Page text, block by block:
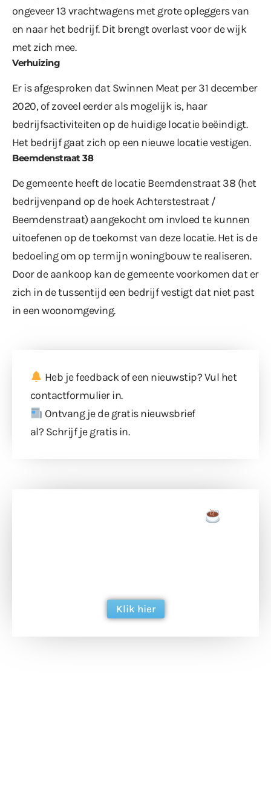
ongeveer 13 vrachtwagens met grote opleggers van
en naar het bedrijf. Dit brengt overlast voor de wijk
met zich mee.
Verhuizing
Er is afgesproken dat Swinnen Meat per 31 december
2020, of zoveel eerder als mogelijk is, haar
bedrijfsactiviteiten op de huidige locatie beëindigt.
Het bedrijf gaat zich op een nieuwe locatie vestigen.
Beemdenstraat 38
De gemeente heeft de locatie Beemdenstraat 38 (het
bedrijvenpand op de hoek Achterstestraat /
Beemdenstraat) aangekocht om invloed te kunnen
uitoefenen op de toekomst van deze locatie. Het is de
bedoeling om op termijn woningbouw te realiseren.
Door de aankoop kan de gemeente voorkomen dat er
zich in de tussentijd een bedrijf vestigt dat niet past
in een woonomgeving.
Heb je feedback of een nieuwstip? Vul het
contactformulierin.
Ontvang je de gratis nieuwsbrief
al? Schrijf je gratis in.
Klik hier